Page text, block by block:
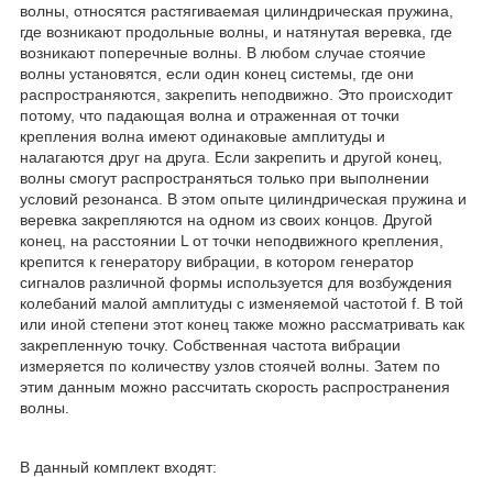
волны, относятся растягиваемая цилиндрическая пружина,
где возникают продольные волны, и натянутая веревка, где
возникают поперечные волны. В любом случае стоячие
волны установятся, если один конец системы, где они
распространяются, закрепить неподвижно. Это происходит
потому, что падающая волна и отраженная от точки
крепления волна имеют одинаковые амплитуды и
налагаются друг на друга. Если закрепить и другой конец,
волны смогут распространяться только при выполнении
условий резонанса. В этом опыте цилиндрическая пружина и
веревка закрепляются на одном из своих концов. Другой
конец, на расстоянии L от точки неподвижного крепления,
крепится к генератору вибрации, в котором генератор
сигналов различной формы используется для возбуждения
колебаний малой амплитуды с изменяемой частотой f. В той
или иной степени этот конец также можно рассматривать как
закрепленную точку. Собственная частота вибрации
измеряется по количеству узлов стоячей волны. Затем по
этим данным можно рассчитать скорость распространения
волны.
В данный комплект входят: